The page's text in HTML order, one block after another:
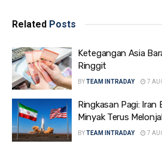
Related Posts
Ketegangan Asia
Ringgit
BYTEAM INTRADAY 7
Ringkasan Pagi: Iran
Minyak Terus
BYTEAM INTRADAY 7